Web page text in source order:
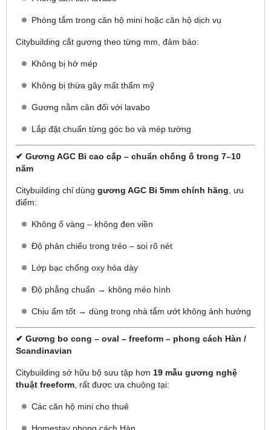
Phòng tắm trong căn hộ mini hoặc căn hộ dịch vụ
Citybuilding cắt gương theo từng mm, đảm bảo:
Không bị hở mép
Không bị thừa gây mất thẩm mỹ
Gương nằm cân đối với lavabo
Lắp đặt chuẩn từng góc bo và mép tường
✔ Gương AGC Bỉ cao cấp – chuẩn chống ố trong 7–10
năm
Citybuilding chỉ dùng gương AGC Bỉ 5mm chính hãng , ưu
điểm:
Không ố vàng – không đen viền
Độ phản chiếu trong trẻo – soi rõ nét
Lớp bạc chống oxy hóa dày
Độ phẳng chuẩn → không méo hình
Chịu ẩm tốt → dùng trong nhà tắm ướt không ảnh hưởng
✔ Gương bo cong – oval – freeform – phong cách Hàn /
Scandinavian
Citybuilding sở hữu bộ sưu tập hơn 19 mẫu gương nghệ
thuật freeform , rất được ưa chuộng tại:
Các căn hộ mini cho thuê